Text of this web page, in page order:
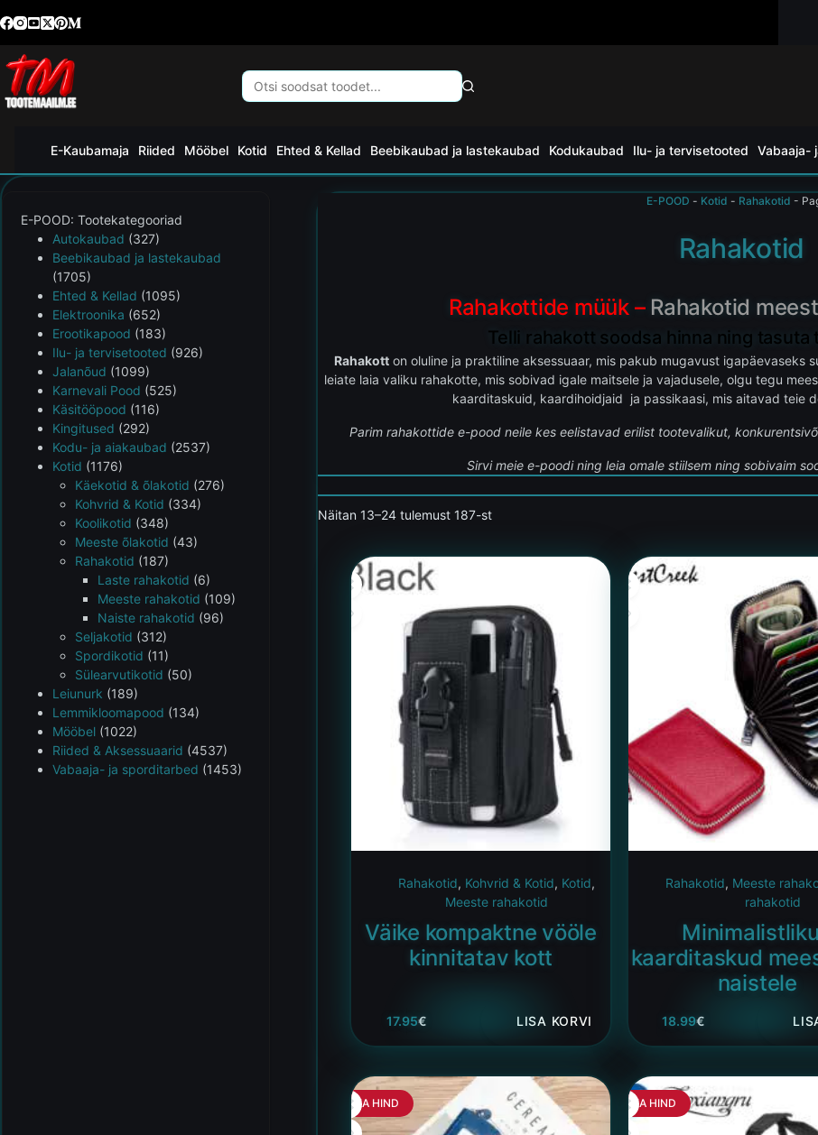
E-Kaubamaja Riided Mööbel Kotid Ehted & Kellad Beebikaubad ja lastekaubad Kodukaubad Ilu- ja tervisetooted Vabaaja-
E-POOD - Kotid - Rahakotid -
Rahakotid
Rahakottide müük – Rahakotid
Telli rahakott soodsa hinna ning
Rahakotton oluline ja praktiline aksessuaar, mis pakub mugavust igapäevaseks
leiate laia valiku rahakotte, mis sobivad igale maitsele ja vajadusele, olgu tegu
kaarditaskuid, kaardihoidjaid ja passikaasi, mis aitavad teie
Parim rahakottide e-pood neile kes eelistavad erilist tootevalikut,
Sirvi meie e-poodi ning leia omale stiilsem ning sobivaim
Näitan 13–24 tulemust 187-st
Rahakotid, Kohvrid & Kotid, Kotid,
Meeste rahakotid
Väike kompaktne vööle
kinnitatav kott
17.95€ LISA KORVI
Rahakotid, Meeste
rahakotid
kaarditaskud
naistele
18.99€
HEA HIND HEA HIND
E-POOD: Tootekategooriad
Autokaubad (327)
Beebikaubad ja lastekaubad
(1705)
Ehted & Kellad (1095)
Elektroonika (652)
Erootikapood (183)
Ilu- ja tervisetooted (926)
Jalanõud (1099)
Karnevali Pood (525)
Käsitööpood (116)
Kingitused (292)
Kodu- ja aiakaubad (2537)
Kotid (1176)
Käekotid & õlakotid (276)
Kohvrid & Kotid (334)
Koolikotid (348)
Meeste õlakotid (43)
Rahakotid (187)
Laste rahakotid (6)
Meeste rahakotid (109)
Naiste rahakotid (96)
Seljakotid (312)
Spordikotid (11)
Sülearvutikotid (50)
Leiunurk (189)
Lemmikloomapood (134)
Mööbel (1022)
Riided & Aksessuaarid (4537)
Vabaaja- ja sporditarbed (1453)